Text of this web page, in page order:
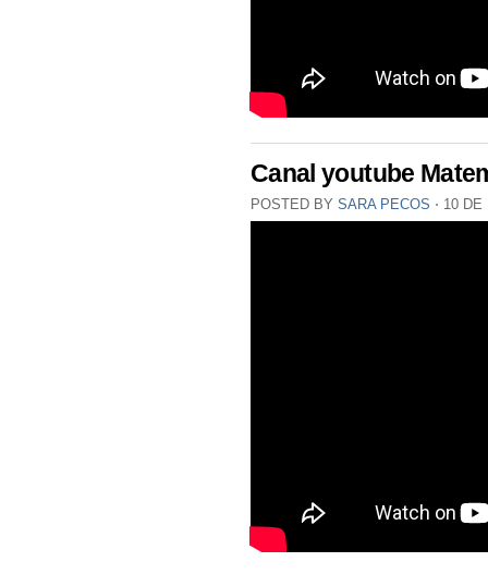
Canal youtube
POSTED BY SARA PECOS ⋅ 10 DE